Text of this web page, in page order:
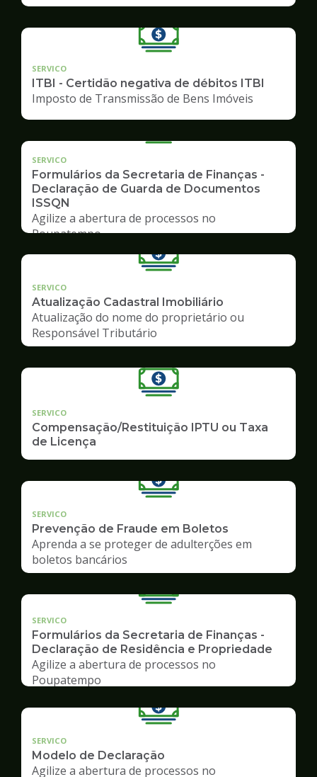
SERVICO
ITBI - Certidão negativa de débitos ITBI
Imposto de Transmissão de Bens Imóveis
SERVICO
Formulários da Secretaria de Finanças -
Declaração de Guarda de Documentos
ISSQN
Agilize a abertura de processos no
Poupatempo
SERVICO
Atualização Cadastral Imobiliário
Atualização do nome do proprietário ou
Responsável Tributário
SERVICO
Compensação/Restituição IPTU ou Taxa
de Licença
SERVICO
Prevenção de Fraude em Boletos
Aprenda a se proteger de adulterções em
boletos bancários
SERVICO
Formulários da Secretaria de Finanças -
Declaração de Residência e Propriedade
Agilize a abertura de processos no
Poupatempo
SERVICO
Modelo de Declaração
Agilize a abertura de processos no